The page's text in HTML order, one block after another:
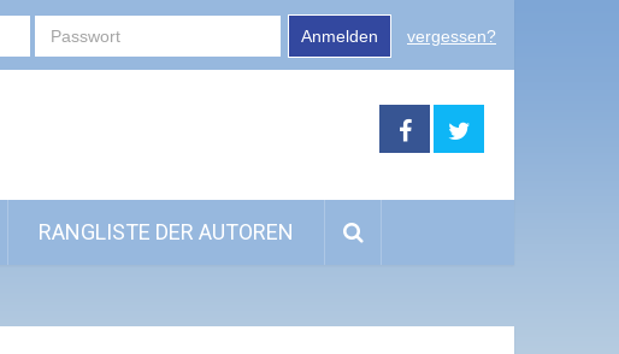
Anmelden vergessen?
RANGLISTE DER AUTOREN